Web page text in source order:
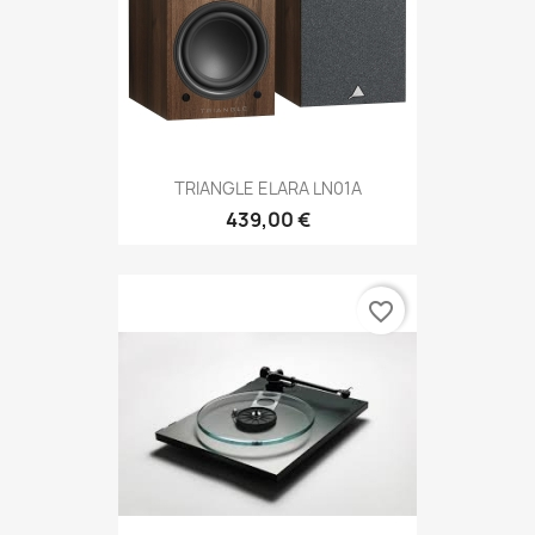
TRIANGLE ELARA LN01A
439,00 €
favorite_border